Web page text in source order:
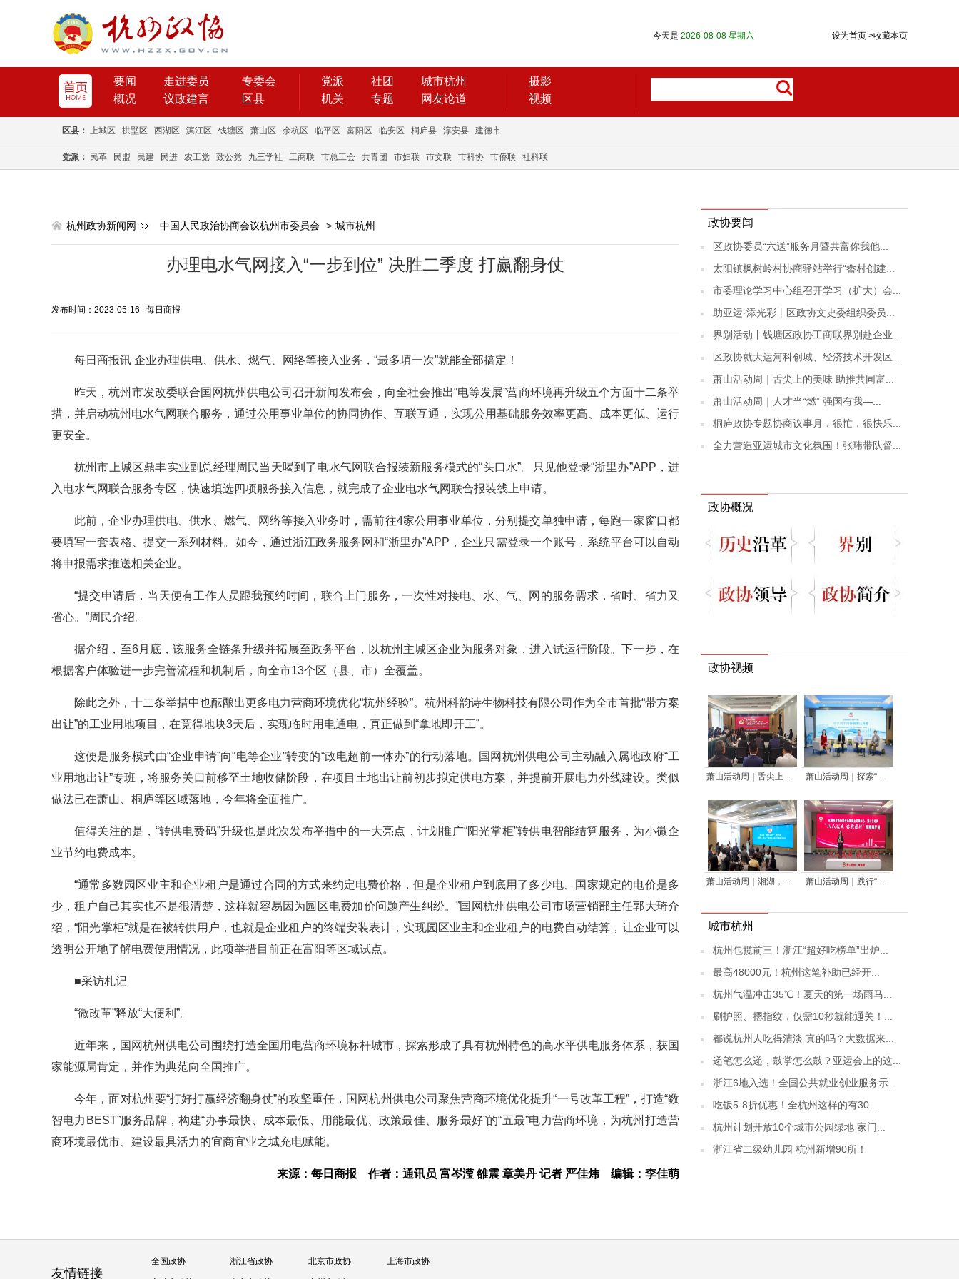
设为首页 >收藏本页
今天是 2026-08-08 星期六
要闻 走进委员
专委会
概况
议政建言 区县
党派 社团
城市杭州
机关
专题 网友论道
摄影
视频
区县： 上城区 拱墅区 西湖区 滨江区 钱塘区 萧山区 余杭区 临平区 富阳区 临安区 桐庐县 淳安县 建德市
党派： 民革 民盟 民建 民进 农工党 致公党 九三学社 工商联 市总工会 共青团 市妇联 市文联 市科协 市侨联 社科联
杭州政协新闻网 中国人民政治协商会议杭州市委员会 > 城市杭州
办理电水气网接入“一步到位” 决胜二季度 打赢翻身仗
发布时间：2023-05-16 每日商报
每日商报讯 企业办理供电、供水、燃气、网络等接入业务，“最多填一次”就能全部搞定！
昨天，杭州市发改委联合国网杭州供电公司召开新闻发布会，向全社会推出“电等发展”营商环境再升级五个方面十二条举
措，并启动杭州电水气网联合服务，通过公用事业单位的协同协作、互联互通，实现公用基础服务效率更高、成本更低、运行
更安全。
杭州市上城区鼎丰实业副总经理周民当天喝到了电水气网联合报装新服务模式的“头口水”。只见他登录“浙里办”APP，进
入电水气网联合服务专区，快速填选四项服务接入信息，就完成了企业电水气网联合报装线上申请。
此前，企业办理供电、供水、燃气、网络等接入业务时，需前往4家公用事业单位，分别提交单独申请，每跑一家窗口都
要填写一套表格、提交一系列材料。如今，通过浙江政务服务网和“浙里办”APP，企业只需登录一个账号，系统平台可以自动
将申报需求推送相关企业。
“提交申请后，当天便有工作人员跟我预约时间，联合上门服务，一次性对接电、水、气、网的服务需求，省时、省力又
省心。”周民介绍。
据介绍，至6月底，该服务全链条升级并拓展至政务平台，以杭州主城区企业为服务对象，进入试运行阶段。下一步，在
根据客户体验进一步完善流程和机制后，向全市13个区（县、市）全覆盖。
除此之外，十二条举措中也酝酿出更多电力营商环境优化“杭州经验”。杭州科韵诗生物科技有限公司作为全市首批“带方案
出让”的工业用地项目，在竞得地块3天后，实现临时用电通电，真正做到“拿地即开工”。
这便是服务模式由“企业申请”向“电等企业”转变的“政电超前一体办”的行动落地。国网杭州供电公司主动融入属地政府“工
业用地出让”专班，将服务关口前移至土地收储阶段，在项目土地出让前初步拟定供电方案，并提前开展电力外线建设。类似
做法已在萧山、桐庐等区域落地，今年将全面推广。
值得关注的是，“转供电费码”升级也是此次发布举措中的一大亮点，计划推广“阳光掌柜”转供电智能结算服务，为小微企
业节约电费成本。
“通常多数园区业主和企业租户是通过合同的方式来约定电费价格，但是企业租户到底用了多少电、国家规定的电价是多
少，租户自己其实也不是很清楚，这样就容易因为园区电费加价问题产生纠纷。”国网杭州供电公司市场营销部主任郭大琦介
绍，“阳光掌柜”就是在被转供用户，也就是企业租户的终端安装表计，实现园区业主和企业租户的电费自动结算，让企业可以
透明公开地了解电费使用情况，此项举措目前正在富阳等区域试点。
■采访札记
“微改革”释放“大便利”。
近年来，国网杭州供电公司围绕打造全国用电营商环境标杆城市，探索形成了具有杭州特色的高水平供电服务体系，获国
家能源局肯定，并作为典范向全国推广。
今年，面对杭州要“打好打赢经济翻身仗”的攻坚重任，国网杭州供电公司聚焦营商环境优化提升“一号改革工程”，打造“数
智电力BEST”服务品牌，构建“办事最快、成本最低、用能最优、政策最佳、服务最好”的“五最”电力营商环境，为杭州打造营
商环境最优市、建设最具活力的宜商宜业之城充电赋能。
来源：每日商报 作者：通讯员 富岑滢 雒震 章美丹 记者 严佳炜 编辑：李佳萌
政协要闻
区政协委员“六送”服务月暨共富你我他...
太阳镇枫树岭村协商驿站举行“畲村创建...
市委理论学习中心组召开学习（扩大）会...
助亚运·添光彩丨区政协文史委组织委员...
界别活动丨钱塘区政协工商联界别赴企业...
区政协就大运河科创城、经济技术开发区...
萧山活动周｜舌尖上的美味 助推共同富...
萧山活动周｜人才当“燃” 强国有我—...
桐庐政协专题协商议事月，很忙，很快乐...
全力营造亚运城市文化氛围！张玮带队督...
政协概况
政协视频
萧山活动周｜舌尖上 ... 萧山活动周｜探索“ ...
萧山活动周｜湘湖， ... 萧山活动周｜践行“ ...
城市杭州
杭州包揽前三！浙江“超好吃榜单”出炉...
最高48000元！杭州这笔补助已经开...
杭州气温冲击35℃！夏天的第一场雨马...
刷护照、摁指纹，仅需10秒就能通关！...
都说杭州人吃得清淡 真的吗？大数据来...
递笔怎么递，鼓掌怎么鼓？亚运会上的这...
浙江6地入选！全国公共就业创业服务示...
吃饭5-8折优惠！全杭州这样的有30...
杭州计划开放10个城市公园绿地 家门...
浙江省二级幼儿园 杭州新增90所！
友情链接
全国政协 浙江省政协 北京市政协 上海市政协